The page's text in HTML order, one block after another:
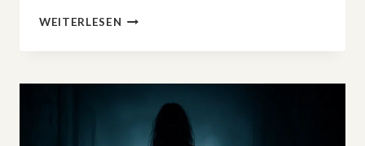
WEITERLESEN »28
LATER«:
WURDE
KOMPLETT
IPHONES